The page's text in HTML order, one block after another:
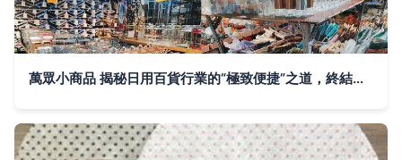
萬眾小商品 揭秘日用百貨行業的“極致便捷”之道，終結消費者痛點